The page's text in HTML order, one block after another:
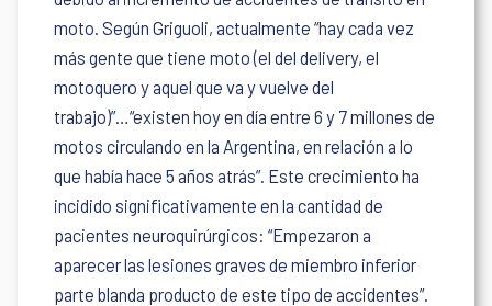
moto. Según Griguoli, actualmente “hay cada vez
más gente que tiene moto (el del delivery, el
motoquero y aquel que va y vuelve del
trabajo)”…“existen hoy en día entre 6 y 7 millones de
motos circulando en la Argentina, en relación a lo
que había hace 5 años atrás”. Este crecimiento ha
incidido significativamente en la cantidad de
pacientes neuroquirúrgicos: “Empezaron a
aparecer las lesiones graves de miembro inferior
parte blanda producto de este tipo de accidentes”.